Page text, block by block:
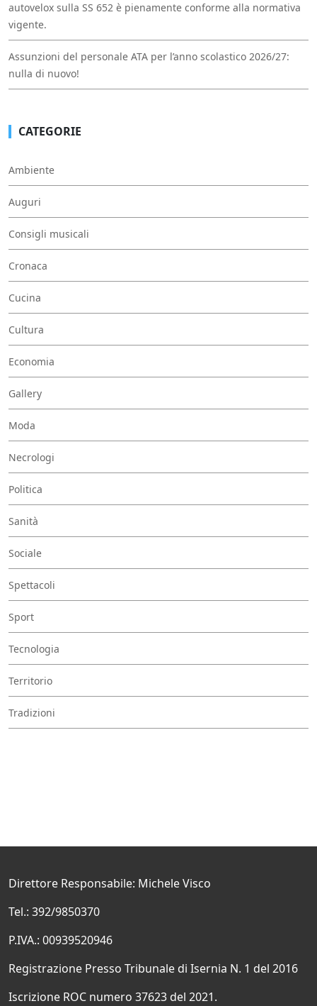
autovelox sulla SS 652 è pienamente conforme alla normativa
vigente.
Assunzioni del personale ATA per l’anno scolastico 2026/27:
nulla di nuovo!
CATEGORIE
Ambiente
Auguri
Consigli musicali
Cronaca
Cucina
Cultura
Economia
Gallery
Moda
Necrologi
Politica
Sanità
Sociale
Spettacoli
Sport
Tecnologia
Territorio
Tradizioni
Direttore Responsabile: Michele Visco
Tel.: 392/9850370
P.IVA.: 00939520946
Registrazione Presso Tribunale di Isernia N. 1 del 2016
Iscrizione ROC numero 37623 del 2021.